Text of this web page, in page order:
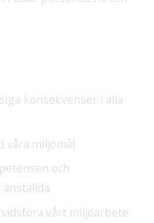
konsekvenser i alla
våra miljömål.
och
vårt miljöarbete